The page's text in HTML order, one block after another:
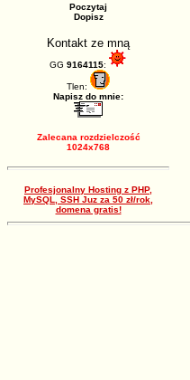
Poczytaj
Dopisz
Kontakt ze mną
GG 9164115:
Tlen:
Napisz do mnie:
Zalecana rozdzielczość
1024x768
Profesjonalny Hosting z PHP,
MySQL, SSH Juz za 50 zł/rok,
domena gratis!